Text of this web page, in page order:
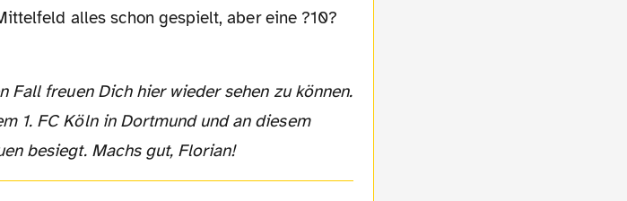
alles schon gespielt, aber eine ?10?
1. FC Köln in Dortmund und an diesem
besiegt. Machs gut, Florian!